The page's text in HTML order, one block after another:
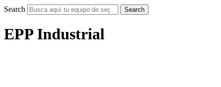
Search Search
EPP Industrial